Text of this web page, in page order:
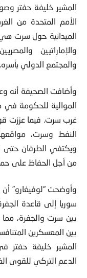
المشير خليفة حفتر
الأمم المتحدة من
الميدانية حول سرت
والإماراتيين
والمجتمع الدولي
وأضافت الصحيفة أنه
الموالية للحكومة في
غرب سرت. فيما عززت
ويكتفي الطرفان حتى
من أجل الحفاظ على
وأوضحت “لوفيغارو”
سوريا إلى قاعدة
بين سرت والجفرة،
بين المعسكرين
المشير خليفة حفتر
الدعم التركي للقوى